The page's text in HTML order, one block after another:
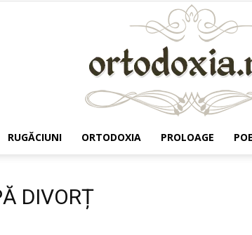
RUGĂCIUNI ORTODOXIA PROLOAGE
DIVORȚ